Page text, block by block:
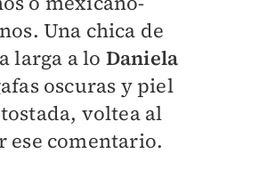
Una chica de
larga a lo Daniela
oscuras y piel
voltea al
ese comentario.